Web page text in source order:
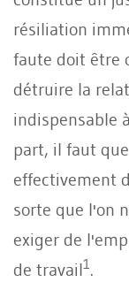
résiliation
faute doit être
détruire la
indispensable
part, il faut
effectivement
sorte que l'on
exiger de
de travail1.